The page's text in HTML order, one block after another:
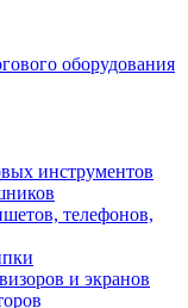
оборудования
инструментов
телефонов,
и экранов